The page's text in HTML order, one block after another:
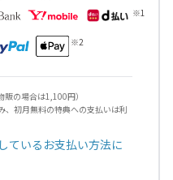
の場合は1,100円）
初月無料の特典への支払いは利
ているお支払い方法に